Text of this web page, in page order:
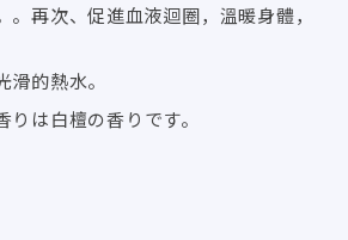
。再次、促進血液迴圈，溫暖身體，
的熱水。
りは白檀の香りです。